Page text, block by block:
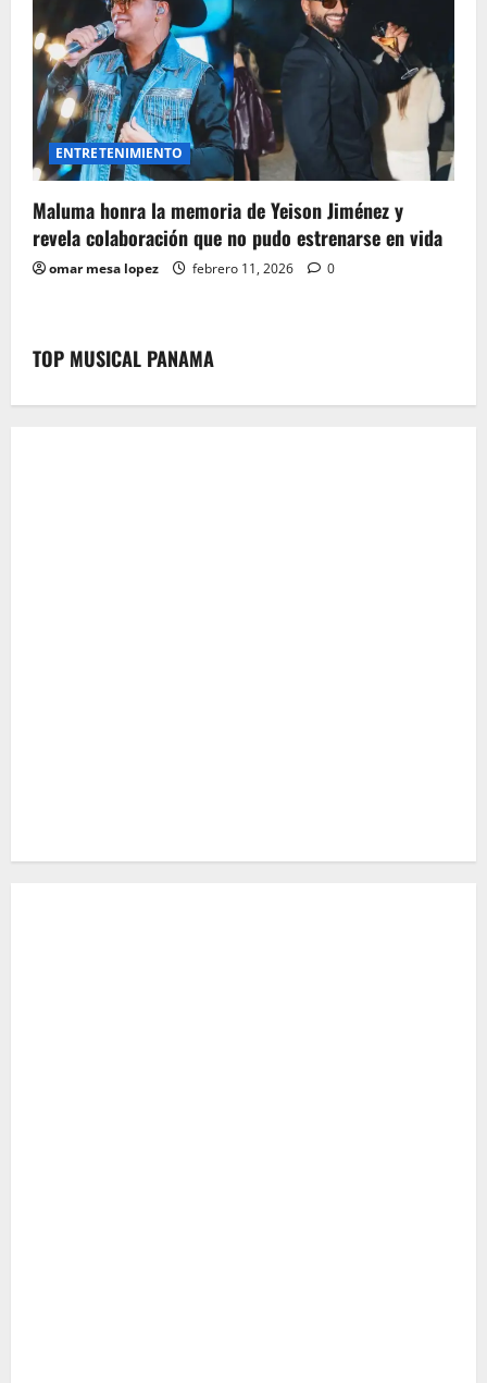
ENTRETENIMIENTO
Maluma honra la memoria de Yeison Jiménez y
revela colaboración que no pudo estrenarse en vida
omar mesa lopez febrero 11, 2026 0
TOP MUSICAL PANAMA